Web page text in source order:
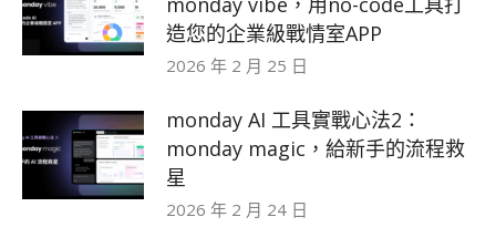
造您的企業級戰情室APP
2026 年 2 月 25 日
monday AI 工具實戰心法2：
monday magic，給新手的流程救
星
2026 年 2 月 24 日